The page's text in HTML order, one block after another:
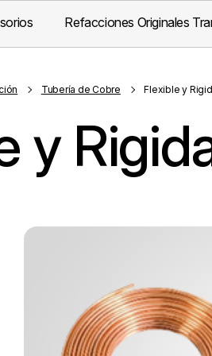
Refacciones Originales
Tubería de Cobre Flexible y
y